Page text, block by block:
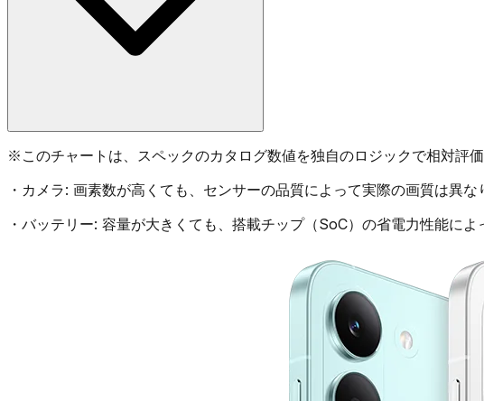
※ このチャートは、スペックのカタログ数値を独自のロジックで相対評
・ カメラ: 画素数が高くても、センサーの品質によって実際の画質は異な
・ バッテリー: 容量が大きくても、搭載チップ（SoC）の省電力性能によ